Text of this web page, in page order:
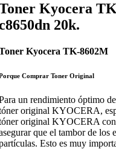
Kyocera
20k.
Kyocera TK-8602M
Comprar Toner Original
un rendimiento óptimo
original KYOCERA,
original KYOCERA
que el tambor de los
Esto es muy